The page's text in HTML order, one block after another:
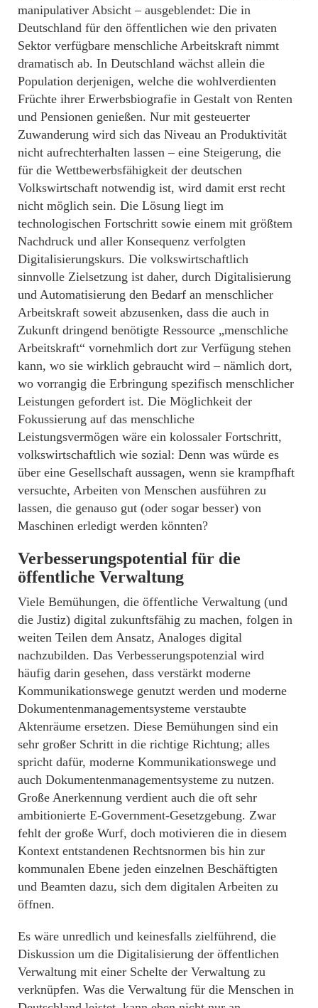
manipulativer Absicht – ausgeblendet: Die in
Deutschland für den öffentlichen wie den privaten
Sektor verfügbare menschliche Arbeitskraft nimmt
dramatisch ab. In Deutschland wächst allein die
Population derjenigen, welche die wohlverdienten
Früchte ihrer Erwerbsbiografie in Gestalt von Renten
und Pensionen genießen. Nur mit gesteuerter
Zuwanderung wird sich das Niveau an Produktivität
nicht aufrechterhalten lassen – eine Steigerung, die
für die Wettbewerbsfähigkeit der deutschen
Volkswirtschaft notwendig ist, wird damit erst recht
nicht möglich sein. Die Lösung liegt im
technologischen Fortschritt sowie einem mit größtem
Nachdruck und aller Konsequenz verfolgten
Digitalisierungskurs. Die volkswirtschaftlich
sinnvolle Zielsetzung ist daher, durch Digitalisierung
und Automatisierung den Bedarf an menschlicher
Arbeitskraft soweit abzusenken, dass die auch in
Zukunft dringend benötigte Ressource „menschliche
Arbeitskraft“ vornehmlich dort zur Verfügung stehen
kann, wo sie wirklich gebraucht wird – nämlich dort,
wo vorrangig die Erbringung spezifisch menschlicher
Leistungen gefordert ist. Die Möglichkeit der
Fokussierung auf das menschliche
Leistungsvermögen wäre ein kolossaler Fortschritt,
volkswirtschaftlich wie sozial: Denn was würde es
über eine Gesellschaft aussagen, wenn sie krampfhaft
versuchte, Arbeiten von Menschen ausführen zu
lassen, die genauso gut (oder sogar besser) von
Maschinen erledigt werden könnten?
Verbesserungspotential für die
öffentliche Verwaltung
Viele Bemühungen, die öffentliche Verwaltung (und
die Justiz) digital zukunftsfähig zu machen, folgen in
weiten Teilen dem Ansatz, Analoges digital
nachzubilden. Das Verbesserungspotenzial wird
häufig darin gesehen, dass verstärkt moderne
Kommunikationswege genutzt werden und moderne
Dokumentenmanagementsysteme verstaubte
Aktenräume ersetzen. Diese Bemühungen sind ein
sehr großer Schritt in die richtige Richtung; alles
spricht dafür, moderne Kommunikationswege und
auch Dokumentenmanagementsysteme zu nutzen.
Große Anerkennung verdient auch die oft sehr
ambitionierte E-Government-Gesetzgebung. Zwar
fehlt der große Wurf, doch motivieren die in diesem
Kontext entstandenen Rechtsnormen bis hin zur
kommunalen Ebene jeden einzelnen Beschäftigten
und Beamten dazu, sich dem digitalen Arbeiten zu
öffnen.
Es wäre unredlich und keinesfalls zielführend, die
Diskussion um die Digitalisierung der öffentlichen
Verwaltung mit einer Schelte der Verwaltung zu
verknüpfen. Was die Verwaltung für die Menschen in